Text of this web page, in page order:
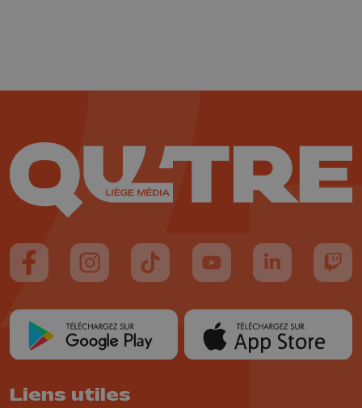
Suivez-nous sur FaceBook
Suivez-nous sur Instagram
Suivez-nous sur TikTok
Suivez-nous sur YouTube
Suivez-nous
Liens utiles